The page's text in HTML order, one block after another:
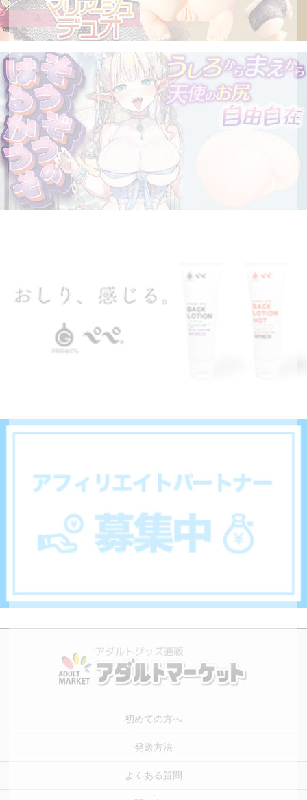
初めての方へ
発送方法
よくある質問